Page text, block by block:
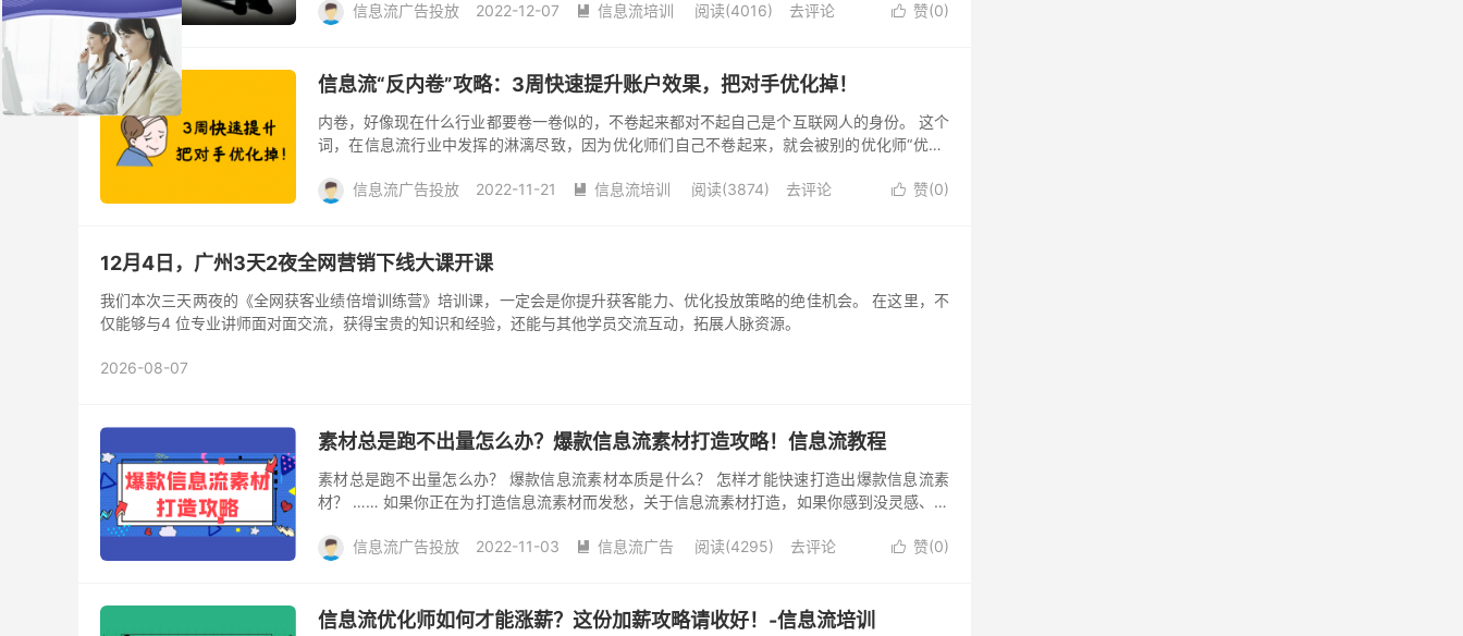
 赞(0)
信息流广告投放 2022-12-07  信息流培训 阅读(4016) 去评论
信息流“反内卷”攻略：3周快速提升账户效果，把对手优化掉！
内卷，好像现在什么行业都要卷一卷似的，不卷起来都对不起自己是个互联网人的身份。 这个
词，在信息流行业中发挥的淋漓尽致，因为优化师们自己不卷起来，就会被别的优化师“优化”
 赞(0)
信息流广告投放 2022-11-21  信息流培训 阅读(3874) 去评论
12月4日，广州3天2夜全网营销下线大课开课
我们本次三天两夜的《全网获客业绩倍增训练营》培训课，一定会是你提升获客能力、优化投放策略的绝佳机会。 在这里，不
仅能够与4 位专业讲师面对面交流，获得宝贵的知识和经验，还能与其他学员交流互动，拓展人脉资源。
2026-08-07
素材总是跑不出量怎么办？爆款信息流素材打造攻略！信息流教程
素材总是跑不出量怎么办？ 爆款信息流素材本质是什么？ 怎样才能快速打造出爆款信息流素
材？ …… 如果你正在为打造信息流素材而发愁，关于信息流素材打造，如果你感到没灵感、没
 赞(0)
信息流广告投放 2022-11-03  信息流广告 阅读(4295) 去评论
信息流优化师如何才能涨薪？这份加薪攻略请收好！-信息流培训